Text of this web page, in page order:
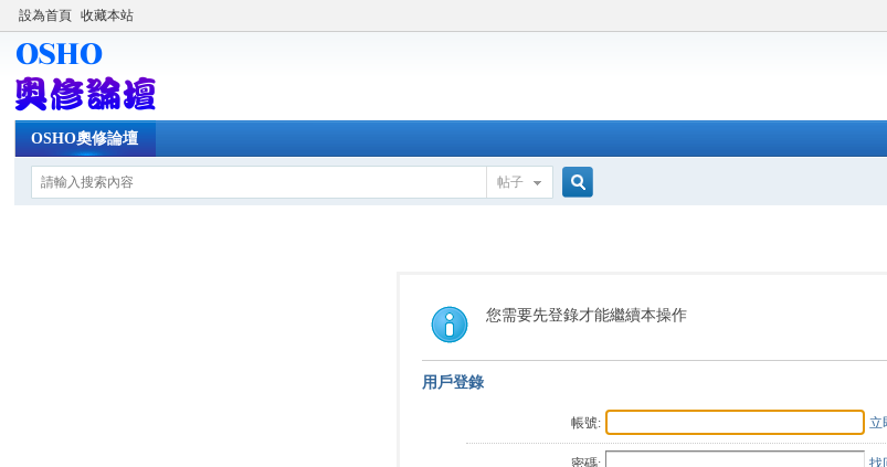
設為首頁 收藏本站
OSHO奧修論壇
帖子
索
您需要先登錄才能繼續本操作
用戶登錄
帳號: 立
密碼: 找